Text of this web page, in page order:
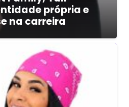
própria e
na carreira